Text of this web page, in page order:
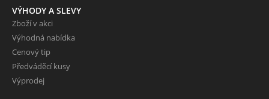
VÝHODY A SLEVY
Zboží v akci
Výhodná nabídka
Cenový tip
Předváděcí kusy
Výprodej